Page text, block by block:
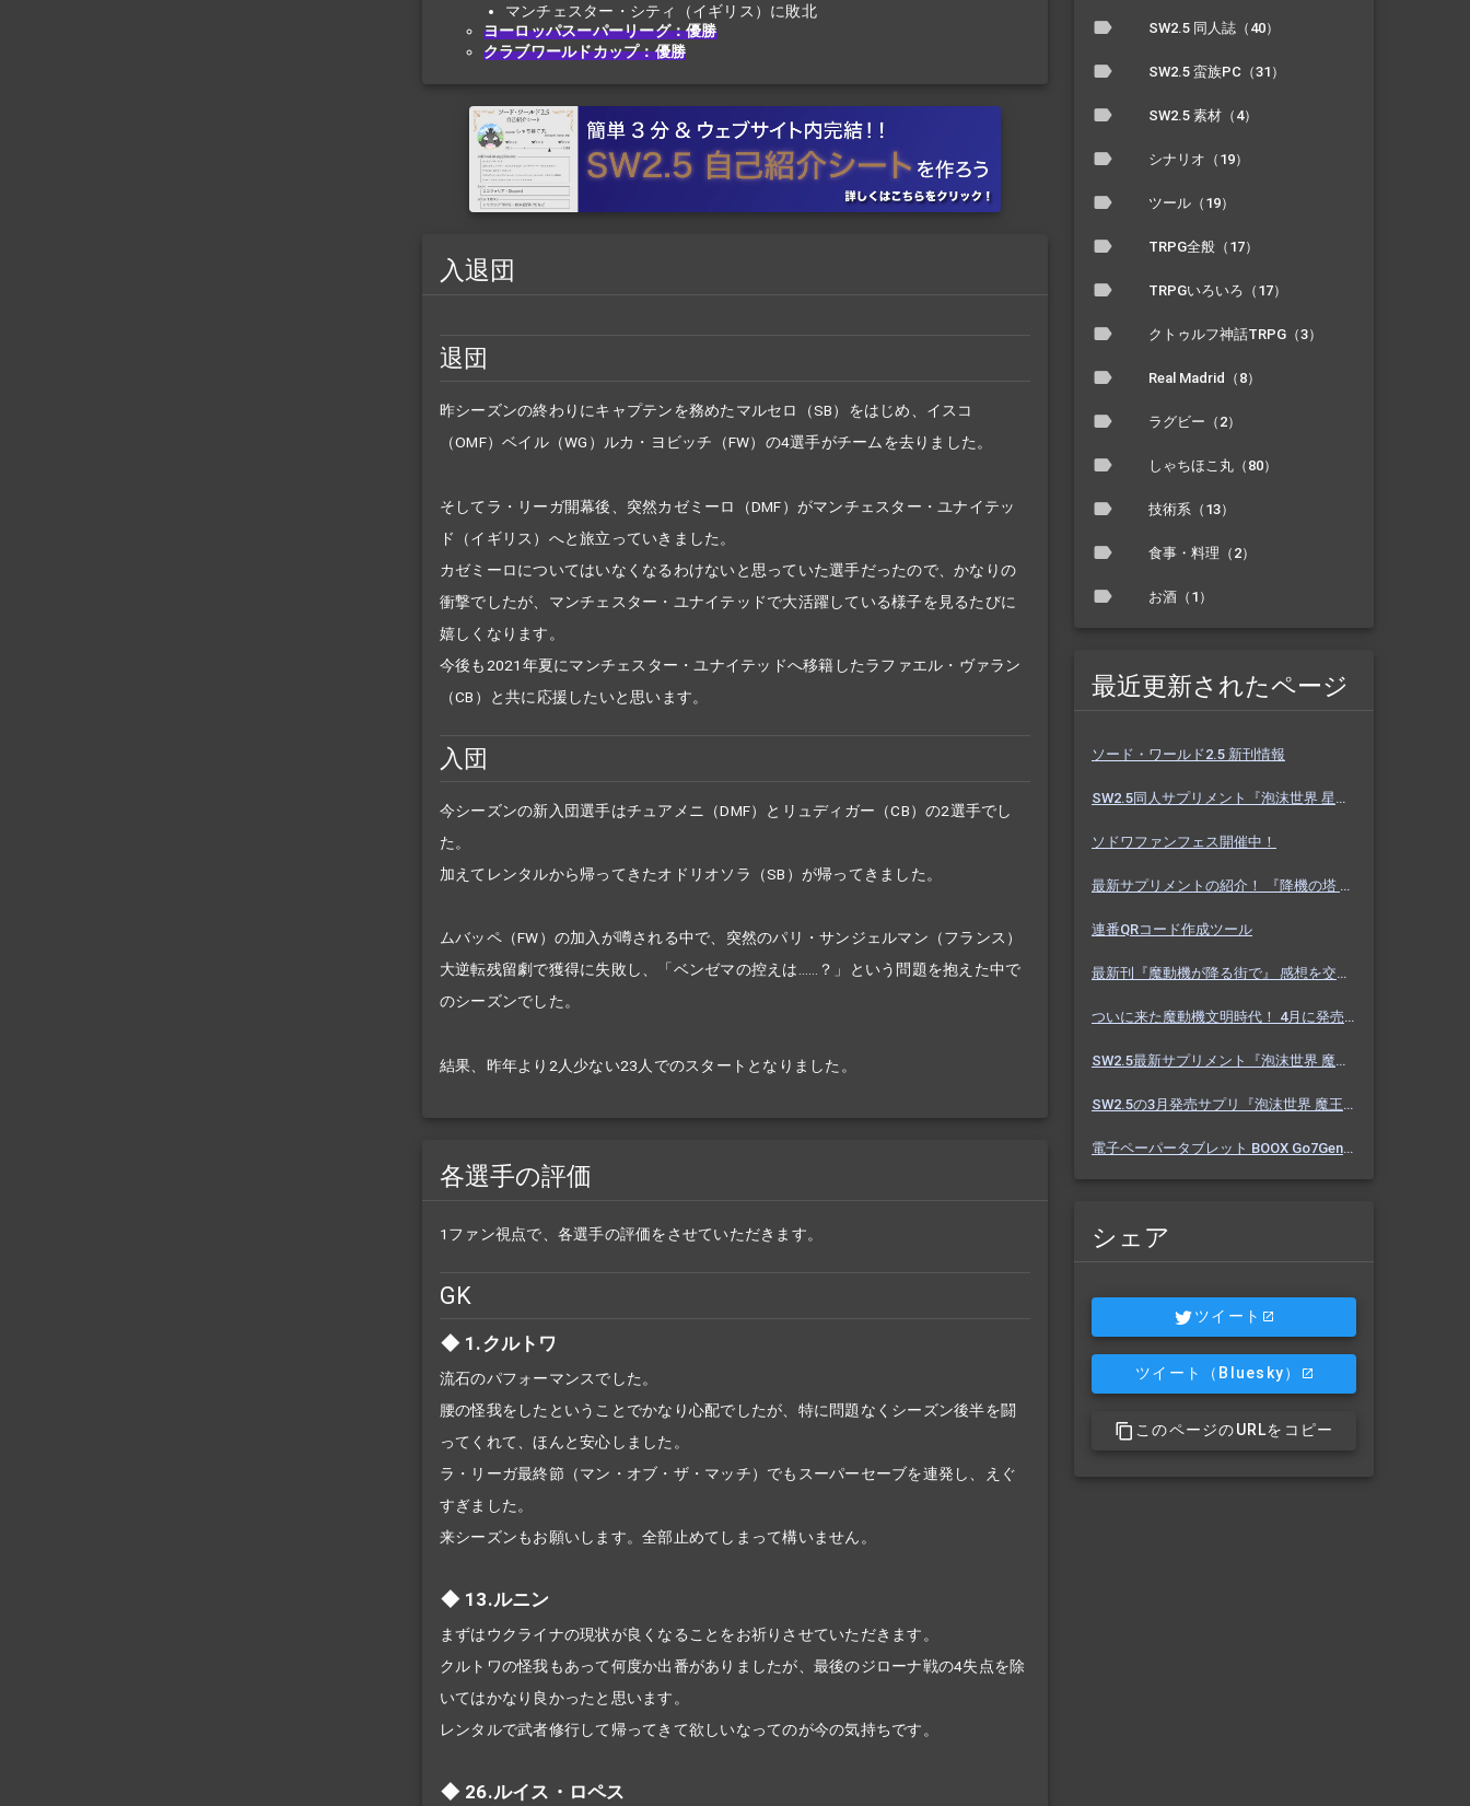
マンチェスター・シティ（イギリス）に敗北
ヨーロッパスーパーリーグ：優勝
クラブワールドカップ：優勝
入退団
退団
昨シーズンの終わりにキャプテンを務めたマルセロ（SB）をはじめ、イスコ
（OMF）ベイル（WG）ルカ・ヨビッチ（FW）の4選手がチームを去りました。
そしてラ・リーガ開幕後、突然カゼミーロ（DMF）がマンチェスター・ユナイテッ
ド（イギリス）へと旅立っていきました。
カゼミーロについてはいなくなるわけないと思っていた選手だったので、かなりの
衝撃でしたが、マンチェスター・ユナイテッドで大活躍している様子を見るたびに
嬉しくなります。
今後も2021年夏にマンチェスター・ユナイテッドへ移籍したラファエル・ヴァラン
（CB）と共に応援したいと思います。
入団
今シーズンの新入団選手はチュアメニ（DMF）とリュディガー（CB）の2選手でし
た。
加えてレンタルから帰ってきたオドリオソラ（SB）が帰ってきました。
ムバッペ（FW）の加入が噂される中で、突然のパリ・サンジェルマン（フランス）
大逆転残留劇で獲得に失敗し、「ベンゼマの控えは……？」という問題を抱えた中で
のシーズンでした。
結果、昨年より2人少ない23人でのスタートとなりました。
各選手の評価
1ファン視点で、各選手の評価をさせていただきます。
GK
1.クルトワ
流石のパフォーマンスでした。
腰の怪我をしたということでかなり心配でしたが、特に問題なくシーズン後半を闘
ってくれて、ほんと安心しました。
ラ・リーガ最終節（マン・オブ・ザ・マッチ）でもスーパーセーブを連発し、えぐ
すぎました。
来シーズンもお願いします。全部止めてしまって構いません。
13.ルニン
まずはウクライナの現状が良くなることをお祈りさせていただきます。
クルトワの怪我もあって何度か出番がありましたが、最後のジローナ戦の4失点を除
いてはかなり良かったと思います。
レンタルで武者修行して帰ってきて欲しいなってのが今の気持ちです。
26.ルイス・ロペス
SW2.5 同人誌（40）
SW2.5 蛮族PC（31）
SW2.5 素材（4）
シナリオ（19）
ツール（19）
TRPG全般（17）
TRPGいろいろ（17）
クトゥルフ神話TRPG（3）
Real Madrid（8）
ラグビー（2）
しゃちほこ丸（80）
技術系（13）
食事・料理（2）
お酒（1）
最近更新されたページ
ソード・ワールド2.5 新刊情報
SW2.5同人サプリメント『泡沫世界 星と砂のノクターン』 #ホスノク
ソドワファンフェス開催中！
最新サプリメントの紹介！ 『降機の塔 ヴァセーゴ』 魔動機好きなら必見！ 随伴魔動機と旅に出よう！
連番QRコード作成ツール
最新刊『魔動機が降る街で』 感想を交えて紹介します！ 魔動機テーマの小説！ おもしろいデータも多数！
ついに来た魔動機文明時代！ 4月に発売のソドワ最新刊 『魔動機が降る街で』 紹介・予想・考察！
SW2.5最新サプリメント『泡沫世界 魔王宮殿』 バーっと読んだ感想を交えて紹介します！！
SW2.5の3月発売サプリ『泡沫世界 魔王宮殿』 これまでにわかった内容を予想を交えて紹介
電子ペーパータブレット BOOX Go7Gen2 購入しました【Eink】
シェア
ツイート
ツイート （Bluesky）
このページのURLをコピー